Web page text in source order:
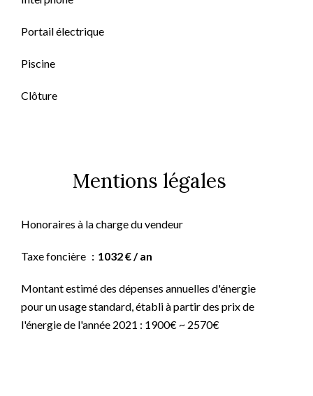
Portail électrique
Piscine
Clôture
Mentions légales
Honoraires à la charge du vendeur
Taxe foncière 1032 € / an
Montant estimé des dépenses annuelles d'énergie
pour un usage standard, établi à partir des prix de
l'énergie de l'année 2021 : 1900€ ~ 2570€